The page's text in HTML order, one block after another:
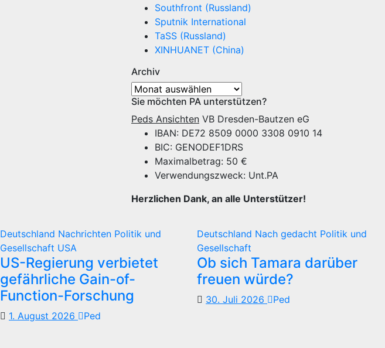
Southfront (Russland)
Sputnik International
TaSS (Russland)
XINHUANET (China)
Archiv
Archiv
Sie möchten PA unterstützen?
Peds Ansichten VB Dresden-Bautzen eG
IBAN: DE72 8509 0000 3308 0910 14
BIC: GENODEF1DRS
Maximalbetrag: 50 €
Verwendungszweck: Unt.PA
Herzlichen Dank, an alle Unterstützer!
Deutschland Nachrichten Politik und
Gesellschaft USA
US-Regierung verbietet
gefährliche Gain-of-
Function-Forschung
1. August 2026 Ped
Deutschland Nach gedacht Politik und
Gesellschaft
Ob sich Tamara darüber
freuen würde?
30. Juli 2026 Ped